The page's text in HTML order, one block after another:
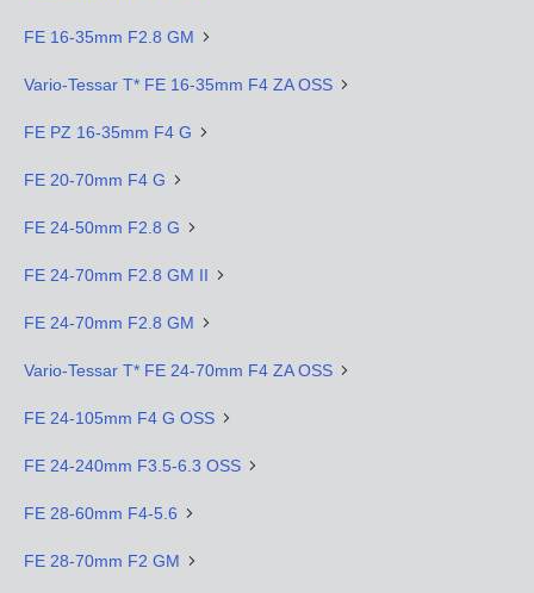
FE 16-35mm F2.8 GM
Vario-Tessar T* FE 16-35mm F4 ZA OSS
FE PZ 16-35mm F4 G
FE 20-70mm F4 G
FE 24-50mm F2.8 G
FE 24-70mm F2.8 GM II
FE 24-70mm F2.8 GM
Vario-Tessar T* FE 24-70mm F4 ZA OSS
FE 24-105mm F4 G OSS
FE 24-240mm F3.5-6.3 OSS
FE 28-60mm F4-5.6
FE 28-70mm F2 GM